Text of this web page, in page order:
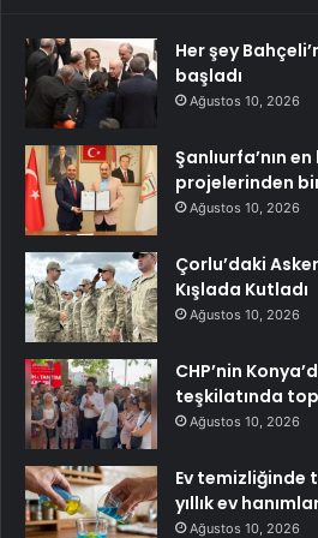
Her şey
başladı
Ağustos 10, 2026
Şanlıurfa’nın
projelerinden
Ağustos 10, 2026
Çorlu’daki
Kışlada Kutladı
Ağustos 10, 2026
CHP’nin
teşkilatında
Ağustos 10, 2026
Ev temizliğinde
yıllık ev
Ağustos 10, 2026